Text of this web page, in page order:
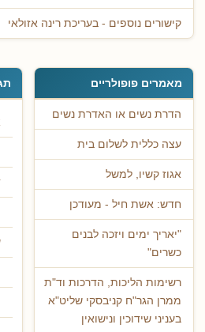
קישורים נוספים - בעריכת רינה אזולאי
מאמרים פופולריים
הדרת נשים או האדרת נשים
עצה כללית לשלום בית
אגוז קשיו, למשל
חדש: אשת חיל - מעודכן
"יאריך ימים ויזכה לבנים
כשרים"
רשימות הליכות, הדרכות וד"ת
ממרן הגר"ח קניבסקי שליט"א
בעניני שידוכין ונישואין